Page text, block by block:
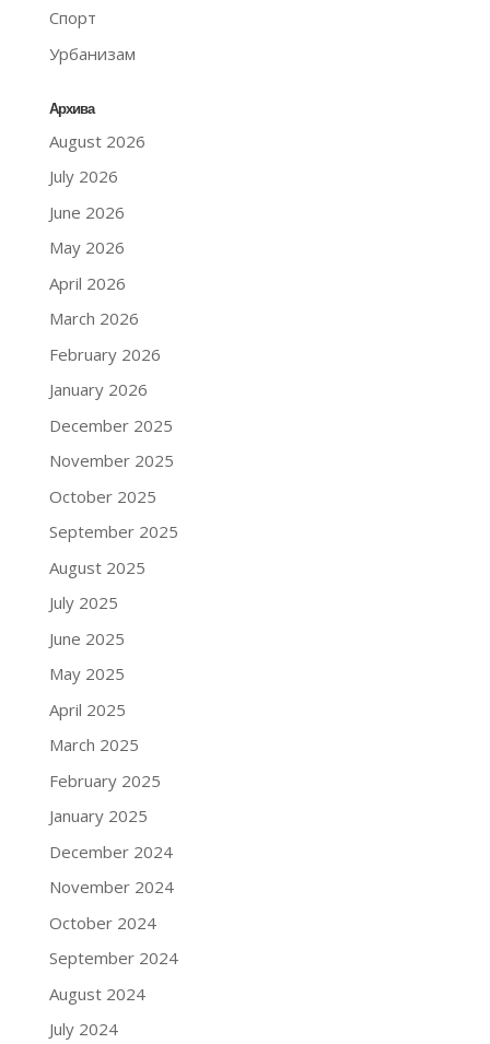
Спорт
Урбанизам
Архива
August 2026
July 2026
June 2026
May 2026
April 2026
March 2026
February 2026
January 2026
December 2025
November 2025
October 2025
September 2025
August 2025
July 2025
June 2025
May 2025
April 2025
March 2025
February 2025
January 2025
December 2024
November 2024
October 2024
September 2024
August 2024
July 2024